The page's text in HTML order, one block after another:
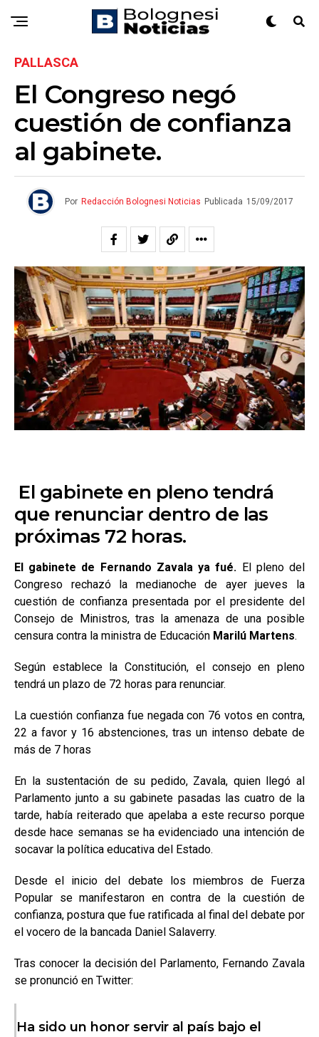
PALLASCA
El Congreso negó
cuestión de confianza
al gabinete.
Por Redacción Bolognesi Noticias Publicada 15/09/2017
El gabinete en pleno tendrá
que renunciar dentro de las
próximas 72 horas.
El gabinete de Fernando Zavala ya fué. El pleno del
Congreso rechazó la medianoche de ayer jueves la
cuestión de confianza presentada por el presidente del
Consejo de Ministros, tras la amenaza de una posible
censura contra la ministra de Educación Marilú Martens.
Según establece la Constitución, el consejo en pleno
tendrá un plazo de 72 horas para renunciar.
La cuestión confianza fue negada con 76 votos en contra,
22 a favor y 16 abstenciones, tras un intenso debate de
más de 7 horas
En la sustentación de su pedido, Zavala, quien llegó al
Parlamento junto a su gabinete pasadas las cuatro de la
tarde, había reiterado que apelaba a este recurso porque
desde hace semanas se ha evidenciado una intención de
socavar la política educativa del Estado.
Desde el inicio del debate los miembros de Fuerza
Popular se manifestaron en contra de la cuestión de
confianza, postura que fue ratificada al final del debate por
el vocero de la bancada Daniel Salaverry.
Tras conocer la decisión del Parlamento, Fernando Zavala
se pronunció en Twitter:
Ha sido un honor servir al país bajo el